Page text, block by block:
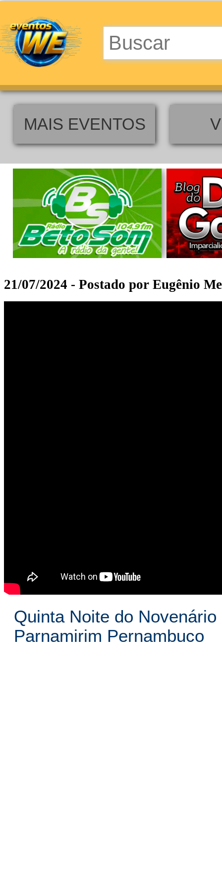
MAIS EVENTOS
21/07/2024 - Postado por Eugênio
Quinta Noite do Novenário
Parnamirim Pernambuco